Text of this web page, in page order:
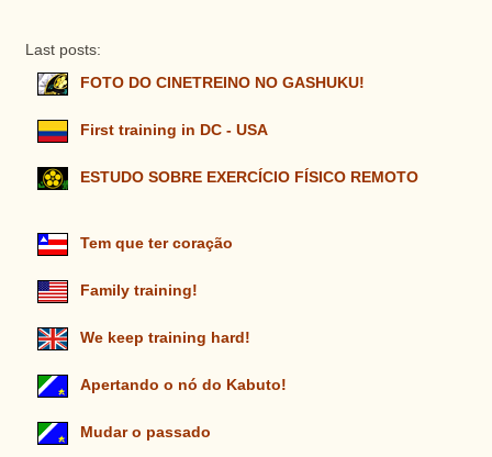
Last posts:
FOTO DO CINETREINO NO GASHUKU!
First training in DC - USA
ESTUDO SOBRE EXERCÍCIO FÍSICO REMOTO
Tem que ter coração
Family training!
We keep training hard!
Apertando o nó do Kabuto!
Mudar o passado